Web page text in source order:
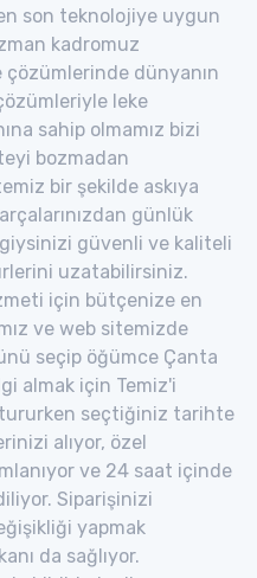
son teknolojiye uygun
kadromuz
çözümlerinde dünyanın
leke
sahip olmamız bizi
bozmadan
bir şekilde askıya
günlük
güvenli ve kaliteli
uzatabilirsiniz.
için bütçenize en
ve web sitemizde
seçip öğümce Çanta
almak için Temiz'i
seçtiğiniz tarihte
alıyor, özel
ve 24 saat içinde
Siparişinizi
yapmak
da sağlıyor.